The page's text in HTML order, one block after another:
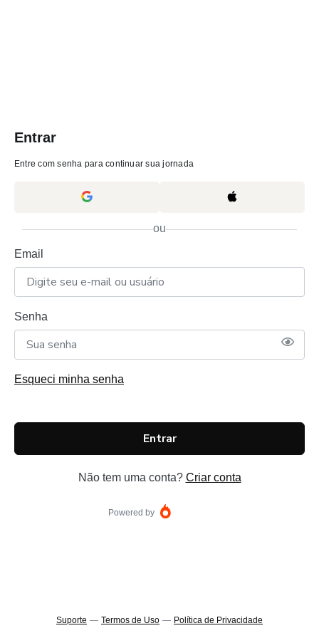
Entrar
Entre com senha para continuar sua jornada
ou
Email
Senha
Esqueci minha senha
Entrar
Não tem uma conta? Criar conta
Powered by
Suporte — Termos de Uso — Política de Privacidade